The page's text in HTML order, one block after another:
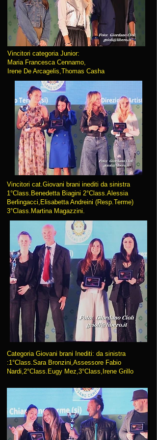
Vincitori categoria Junior:
Maria Francesca Cennamo,
Irene De Arcagelis,Thomas Casha
Vincitori cat.Giovani brani inediti da sinistra
1°Class.Benedetta Biagini 2°Class.Alessia
Berlingacci,Elisabetta Andreini (Resp.Terme)
3°Class.Martina Magazzini.
Categoria Giovani brani Inediti: da sinistra
:1°Class.Sara Bronzini,Assessore Fabio
Nardi,2°Class.Eugy Mez,3°Class,Irene Grillo